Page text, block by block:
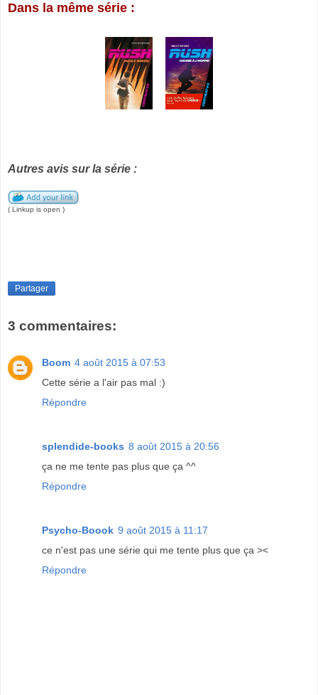
Dans la même série :
Autres avis sur la série :
( Linkup is open )
Partager
3 commentaires:
Boom 4 août 2015 à 07:53
Cette série a l'air pas mal :)
Répondre
splendide-books 8 août 2015 à 20:56
ça ne me tente pas plus que ça ^^
Répondre
Psycho-Boook 9 août 2015 à 11:17
ce n'est pas une série qui me tente plus que ça ><
Répondre